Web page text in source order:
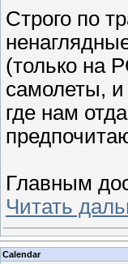
Строго по
(только на
самолеты,
где нам
Главным
Читать
Calendar